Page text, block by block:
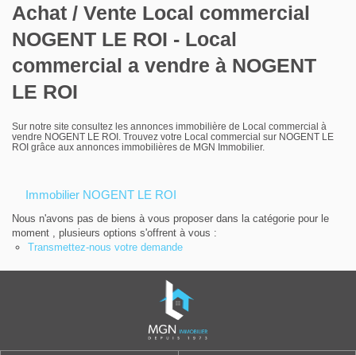
Nos agences
Contact
Achat / Vente Local commercial
NOGENT LE ROI - Local
commercial a vendre à NOGENT
LE ROI
Sur notre site consultez les annonces immobilière de Local commercial à
vendre NOGENT LE ROI. Trouvez votre Local commercial sur NOGENT LE
ROI grâce aux annonces immobilières de MGN Immobilier.
Immobilier NOGENT LE ROI
Nous n'avons pas de biens à vous proposer dans la catégorie pour le
moment , plusieurs options s'offrent à vous :
Transmettez-nous votre demande